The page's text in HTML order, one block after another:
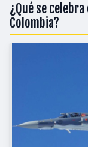
¿Qué se
Colombia?